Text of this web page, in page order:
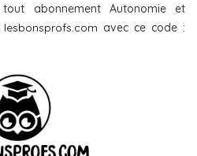
abonnement Autonomie et
lesbonsprofs.com avec ce code :